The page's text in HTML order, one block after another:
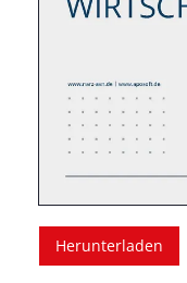
Herunterladen